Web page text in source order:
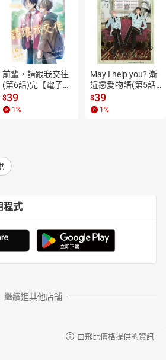
Own》 週刊
每日快報》（Daily Express）
尼拔的影子，結局卻急轉直下！閱讀過
認家中門窗是否關好。」──Kingdom
而慄的氛圍，呈現北歐黑暗風格。直接
承受，心臟小顆的人慎入，但絕不能錯
的閱讀經驗！」──英國Lovereading書
元素！」──Off-the-Shelf Books部落格
提名、亞馬遜暢銷驚悚作家）
現場般戰慄，讓人無法移開目光。」──
膩的美感，就像噴濺在初雪上的鮮血。
麥特．韋索洛夫斯基（蘇格蘭麥基爾文學
愛極了！」──馬丁娜・科爾（《星期日泰
前輩，請跟我交往
(第6話)完【電子
書】
$39
1 %
May I help you? 漸
近戀愛物語(第5話)
【電子書】
$39
1 %
程式
繼續逛其他店舖
由飛比價格提供的資訊